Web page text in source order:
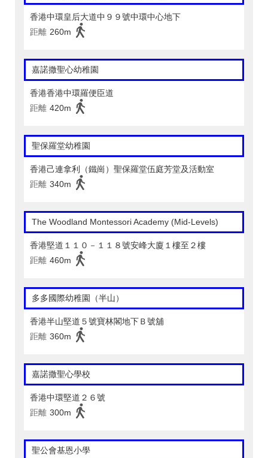
香港中環皇后大道中９９號中環中心地下
距離 260m
嘉諾撒聖心幼稚園
香港香港中環羅便臣道
距離 420m
聖保羅堂幼稚園
香港己連拿利（鐵崗）聖保羅堂伍庭芳堂及活動室
距離 340m
The Woodland Montessori Academy (Mid-Levels)
香港堅道１１０－１１８號安峰大廈１樓至２樓
距離 460m
多多國際幼稚園（半山）
香港半山堅道５號寶林閣地下Ｂ號舖
距離 360m
嘉諾撒聖心學校
香港中環堅道２６號
距離 300m
聖公會基恩小學